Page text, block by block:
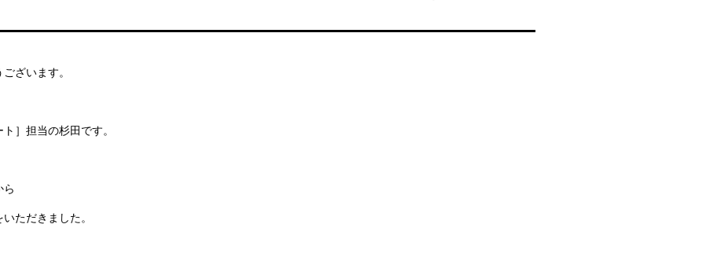
ざいます。
］担当の杉田です。
ら
ただきました。